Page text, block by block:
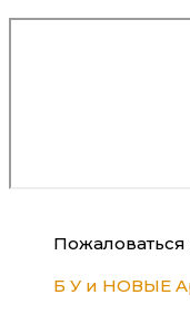
Б У и НОВЫЕ